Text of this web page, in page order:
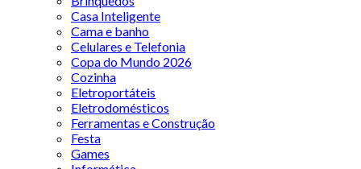
Casa Inteligente
Cama e banho
Celulares e Telefonia
Copa do Mundo 2026
Cozinha
Eletroportáteis
Eletrodomésticos
Ferramentas e Construção
Festa
Games